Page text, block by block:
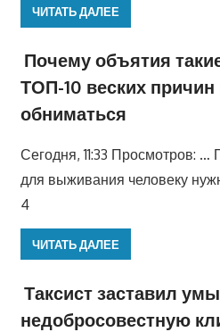
ЧИТАТЬ ДАЛЕЕ
Почему объятия
ТОП-10 веских
обниматься
Сегодня, 11:33 Просмотров: …
для выживания человеку
4
ЧИТАТЬ ДАЛЕЕ
Таксист заставил
недобросовестную